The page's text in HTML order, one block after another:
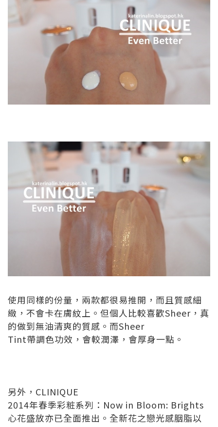
使用同樣的份量，兩款都很易推開，而且質感細
緻，不會卡在膚紋上。但個人比較喜歡Sheer ，真
的做到無油清爽的質感 。而Sheer
Tint帶調色功效，會較潤澤，會厚身一點。
另外， CLINIQUE
2014年春季彩粧系列： Now in Bloom: Brights
心花盛放亦已全面推出。 全新花之戀光感胭脂以